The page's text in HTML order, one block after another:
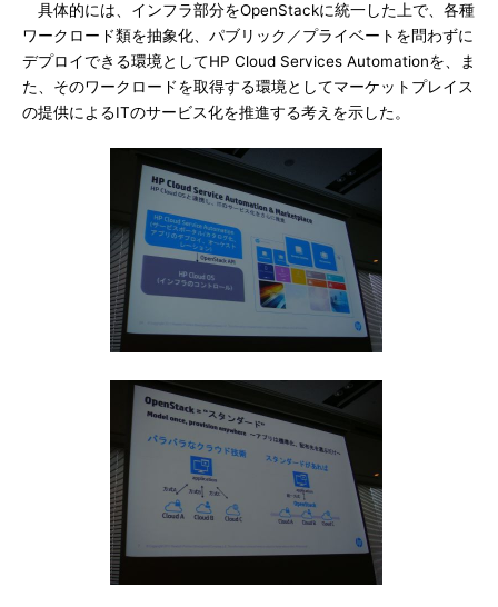
具体的には、インフラ部分をOpenStackに統一した上で、各種
ワークロード類を抽象化、パブリック／プライベートを問わずに
デプロイできる環境としてHP Cloud Services Automationを、ま
た、そのワークロードを取得する環境としてマーケットプレイス
の提供によるITのサービス化を推進する考えを示した。